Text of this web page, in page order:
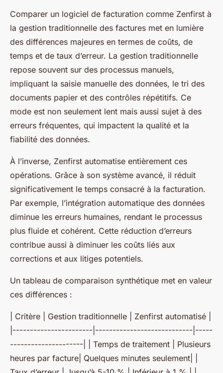
Comparer un logiciel de facturation comme Zenfirst à
la gestion traditionnelle des factures met en lumière
des différences majeures en termes de coûts, de
temps et de taux d’erreur. La gestion traditionnelle
repose souvent sur des processus manuels,
impliquant la saisie manuelle des données, le tri des
documents papier et des contrôles répétitifs. Ce
mode est non seulement lent mais aussi sujet à des
erreurs fréquentes, qui impactent la qualité et la
fiabilité des données.
À l’inverse, Zenfirst automatise entièrement ces
opérations. Grâce à son système avancé, il réduit
significativement le temps consacré à la facturation.
Par exemple, l’intégration automatique des données
diminue les erreurs humaines, rendant le processus
plus fluide et cohérent. Cette réduction d’erreurs
contribue aussi à diminuer les coûts liés aux
corrections et aux litiges potentiels.
Un tableau de comparaison synthétique met en valeur
ces différences :
| Critère | Gestion traditionnelle | Zenfirst automatisé |
|-----------------------|----------------------------|-----
---------------------| | Temps de traitement | Plusieurs
heures par facture| Quelques minutes seulement| |